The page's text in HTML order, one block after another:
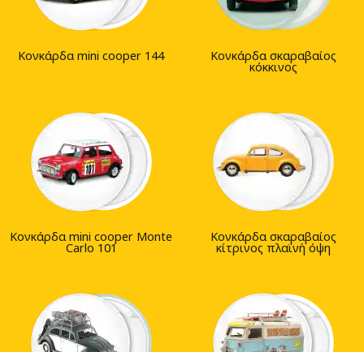
Κονκάρδα mini cooper 144 Κονκάρδα σκαραβαίος
κόκκινος
Κονκάρδα mini cooper Monte
Carlo 101
Κονκάρδα σκαραβαίος
κίτρινος πλαϊνή όψη